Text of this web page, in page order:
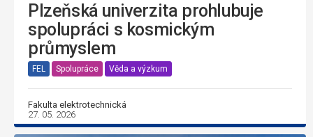
Plzeňská univerzita prohlubuje
spolupráci s kosmickým
průmyslem
FEL Spolupráce Věda a výzkum
Fakulta elektrotechnická
27. 05. 2026